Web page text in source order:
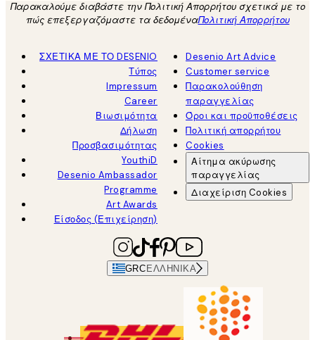
Παρακαλούμε διαβάστε την Πολιτική Απορρήτου σχετικά με το
πώς επεξεργαζόμαστε τα δεδομέναΠολιτική Απορρήτου
ΣΧΕΤΙΚΑ ΜΕ ΤΟ DESENIO
Τύπος
Impressum
Career
Βιωσιμότητα
Δήλωση
Προσβασιμότητας
YouthiD
Desenio Ambassador
Programme
Art Awards
Είσοδος (Επιχείρηση)
Desenio Art Advice
Customer service
Παρακολούθηση
παραγγελίας
Όροι και προϋποθέσεις
Πολιτική απορρήτου
Cookies
Αίτημα ακύρωσης
παραγγελίας
Διαχείριση Cookies
GRC ΕΛΛΗΝΙΚΆ